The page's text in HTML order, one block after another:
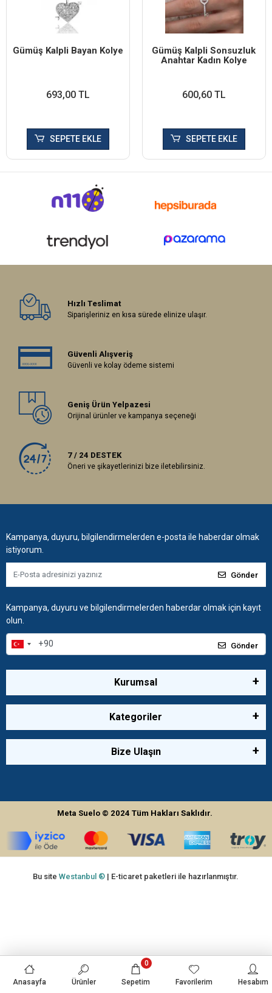
Gümüş Kalpli Bayan Kolye
693,00 TL
SEPETE EKLE
Gümüş Kalpli Sonsuzluk
Anahtar Kadın Kolye
600,60 TL
SEPETE EKLE
Hızlı Teslimat
Siparişleriniz en kısa sürede elinize ulaşır.
Güvenli Alışveriş
Güvenli ve kolay ödeme sistemi
Geniş Ürün Yelpazesi
Orijinal ürünler ve kampanya seçeneği
7 / 24 DESTEK
Öneri ve şikayetlerinizi bize iletebilirsiniz.
Kampanya, duyuru, bilgilendirmelerden e-posta ile haberdar olmak
istiyorum.
Gönder
Kampanya, duyuru ve bilgilendirmelerden haberdar olmak için kayıt
olun.
Gönder
Kurumsal
Kategoriler
Bize Ulaşın
Meta Suelo © 2024Tüm Hakları Saklıdır.
Anasayfa Ürünler Sepetim
0
Favorilerim Hesabım
Bu siteWestanbul ® | E-ticaret paketleri ile hazırlanmıştır.